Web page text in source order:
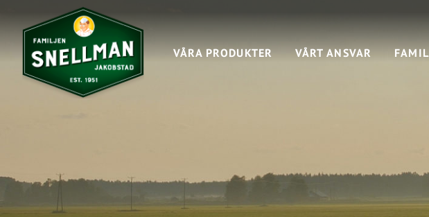
VÅRA PRODUKTER VÅRT ANSVAR